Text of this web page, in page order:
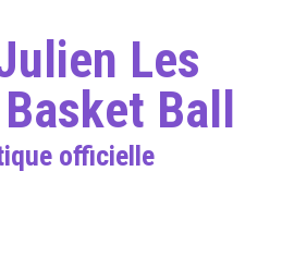
Les
Ball
officielle